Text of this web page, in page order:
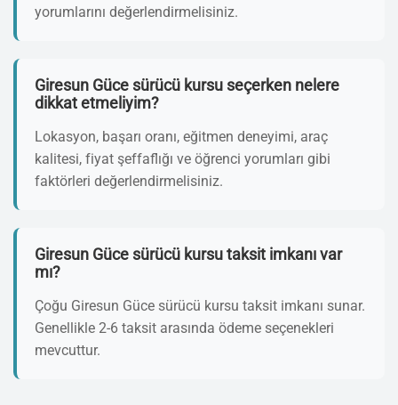
yorumlarını değerlendirmelisiniz.
Giresun Güce sürücü kursu seçerken nelere
dikkat etmeliyim?
Lokasyon, başarı oranı, eğitmen deneyimi, araç
kalitesi, fiyat şeffaflığı ve öğrenci yorumları gibi
faktörleri değerlendirmelisiniz.
Giresun Güce sürücü kursu taksit imkanı var
mı?
Çoğu Giresun Güce sürücü kursu taksit imkanı sunar.
Genellikle 2-6 taksit arasında ödeme seçenekleri
mevcuttur.